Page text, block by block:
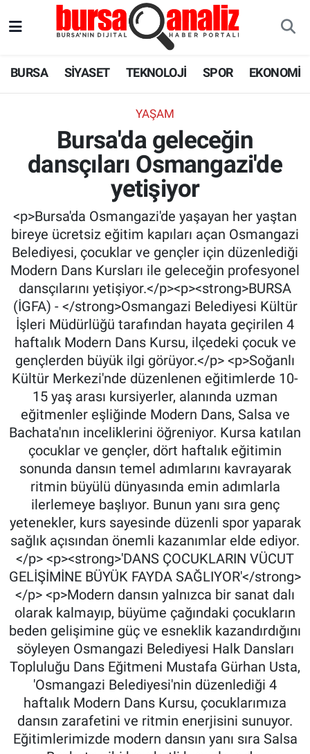
BURSA SİYASET TEKNOLOJİ SPOR EKONOMİ
YAŞAM
Bursa'da geleceğin
dansçıları Osmangazi'de
yetişiyor
<p>Bursa'da Osmangazi'de yaşayan her yaştan
bireye ücretsiz eğitim kapıları açan Osmangazi
Belediyesi, çocuklar ve gençler için düzenlediği
Modern Dans Kursları ile geleceğin profesyonel
dansçılarını yetişiyor.</p><p><strong>BURSA
(İGFA) - </strong>Osmangazi Belediyesi Kültür
İşleri Müdürlüğü tarafından hayata geçirilen 4
haftalık Modern Dans Kursu, ilçedeki çocuk ve
gençlerden büyük ilgi görüyor.</p> <p>Soğanlı
Kültür Merkezi'nde düzenlenen eğitimlerde 10-
15 yaş arası kursiyerler, alanında uzman
eğitmenler eşliğinde Modern Dans, Salsa ve
Bachata'nın inceliklerini öğreniyor. Kursa katılan
çocuklar ve gençler, dört haftalık eğitimin
sonunda dansın temel adımlarını kavrayarak
ritmin büyülü dünyasında emin adımlarla
ilerlemeye başlıyor. Bunun yanı sıra genç
yetenekler, kurs sayesinde düzenli spor yaparak
sağlık açısından önemli kazanımlar elde ediyor.
</p> <p><strong>'DANS ÇOCUKLARIN VÜCUT
GELİŞİMİNE BÜYÜK FAYDA SAĞLIYOR'</strong>
</p> <p>Modern dansın yalnızca bir sanat dalı
olarak kalmayıp, büyüme çağındaki çocukların
beden gelişimine güç ve esneklik kazandırdığını
söyleyen Osmangazi Belediyesi Halk Dansları
Topluluğu Dans Eğitmeni Mustafa Gürhan Usta,
'Osmangazi Belediyesi'nin düzenlediği 4
haftalık Modern Dans Kursu, çocuklarımıza
dansın zarafetini ve ritmin enerjisini sunuyor.
Eğitimlerimizde modern dansın yanı sıra Salsa
SPOR
SAĞLIK
ASTROLOJİ
BLOG
Süper Lig Puan Durumu ve Fikstür
Tüm Manşetler
Son Dakika Haberleri
Haber Arşivi